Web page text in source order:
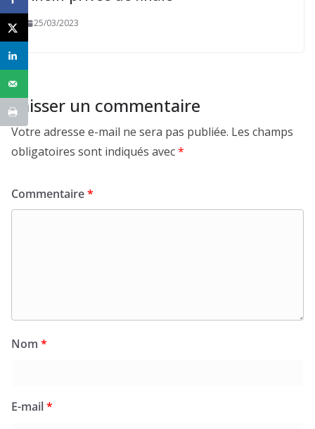
25/03/2023
Laisser un commentaire
Votre adresse e-mail ne sera pas publiée. Les champs
obligatoires sont indiqués avec*
Commentaire*
Nom *
E-mail*